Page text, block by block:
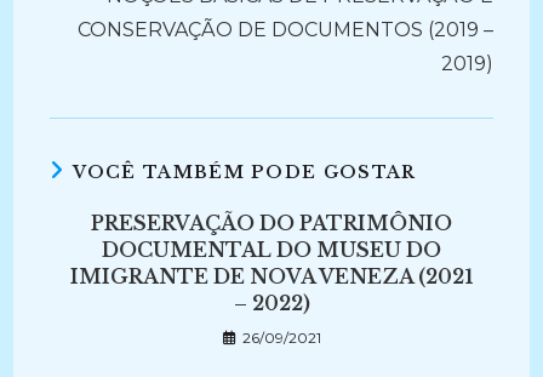
CONSERVAÇÃO DE DOCUMENTOS (2019 –
2019)
VOCÊ TAMBÉM PODE GOSTAR
PRESERVAÇÃO DO PATRIMÔNIO
DOCUMENTAL DO MUSEU DO
IMIGRANTE DE NOVA VENEZA (2021
– 2022)
26/09/2021